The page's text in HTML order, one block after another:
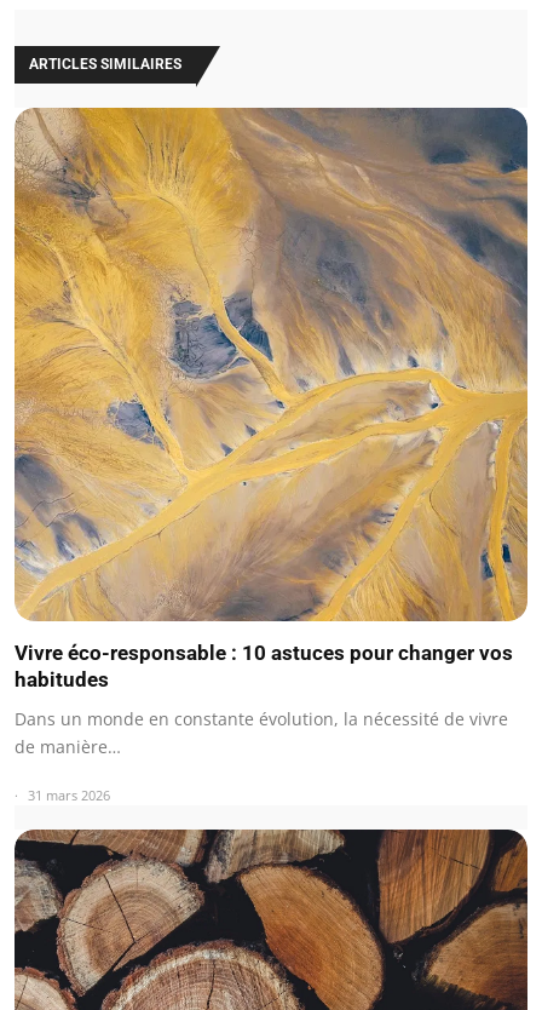
ARTICLES SIMILAIRES
Vivre éco-responsable : 10 astuces pour changer vos
habitudes
Dans un monde en constante évolution, la nécessité de vivre
de manière…
31 mars 2026